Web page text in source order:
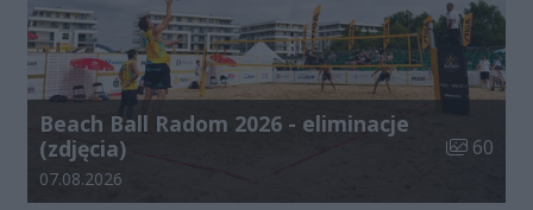
Beach Ball Radom 2026 - eliminacje
(zdjęcia)
Liczba
60
Data dodania galerii:
07.08.2026